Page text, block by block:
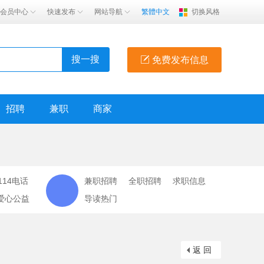
会员中心 快速发布 网站导航 繁體中文 切换风格
免费发布信息
搜一搜
招聘 兼职 商家
电话
心公益
兼职招聘 全职招聘
求职信息
导读热门
返 回